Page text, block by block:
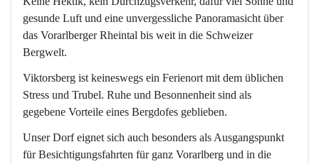
gesunde Luft und eine unvergessliche Panoramasicht über
das Vorarlberger Rheintal bis weit in die Schweizer
Bergwelt.
Viktorsberg ist keineswegs ein Ferienort mit dem üblichen
Stress und Trubel. Ruhe und Besonnenheit sind als
gegebene Vorteile eines Bergdofes geblieben.
Unser Dorf eignet sich auch besonders als Ausgangspunkt
für Besichtigungsfahrten für ganz Vorarlberg und in die